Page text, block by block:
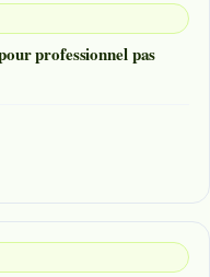
professionnel pas